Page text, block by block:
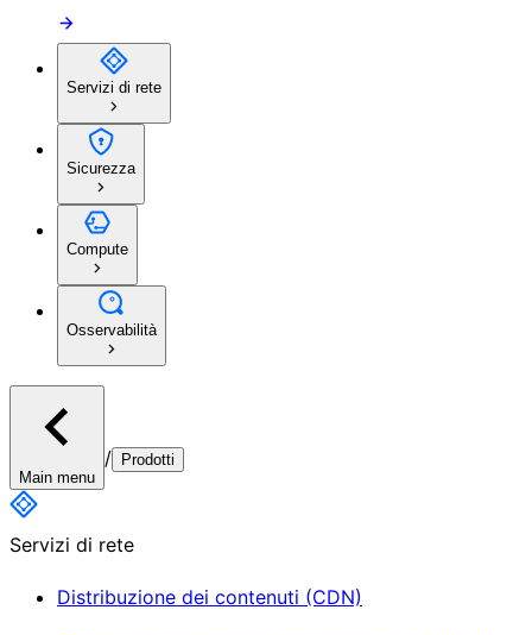
Servizi di rete
Sicurezza
Compute
Osservabilità
Main menu
/ Prodotti
Servizi di rete
Distribuzione dei contenuti (CDN)